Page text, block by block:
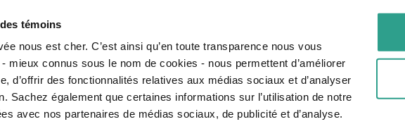
témoins
nous est cher. C’est ainsi qu’en toute transparence nous vous
mieux connus sous le nom de cookies - nous permettent d’améliorer
d’offrir des fonctionnalités relatives aux médias sociaux et d’analyser
Sachez également que certaines informations sur l’utilisation de notre
avec nos partenaires de médias sociaux, de publicité et d’analyse.
MEMBRE DE
Sécurité de l'information| Politique de confidentialité|Avis juridique
© 2026 Financière des professionnels. Tous droits réservés.